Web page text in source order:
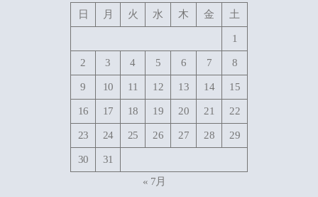
日
月 火 水 木 金 土
1
2 3 4 5 6 7 8
9 10 11 12 13 14 15
16 17 18 19 20 21 22
23 24 25 26 27 28 29
30
31
« 7月